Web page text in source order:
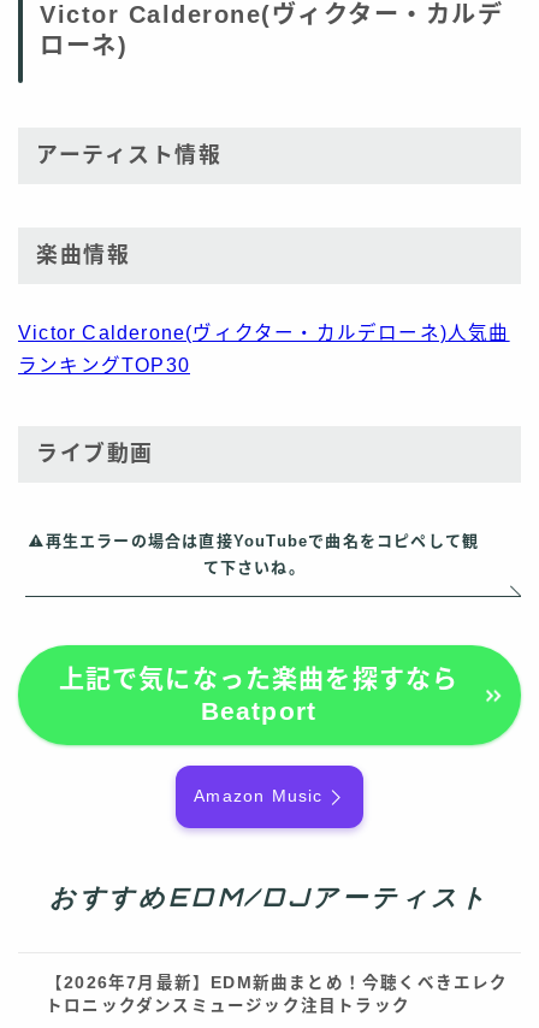
Victor Calderone(ヴィクター・カルデ
ローネ)
アーティスト情報
楽曲情報
Victor Calderone(ヴィクター・カルデローネ)人気曲
ランキングTOP30
ライブ動画
再生エラーの場合は直接YouTubeで曲名をコピペして観
て下さいね。
上記で気になった楽曲を探すなら
Beatport
Amazon Music
おすすめEDM/DJアーティスト
【2026年7月最新】EDM新曲まとめ！今聴くべきエレク
トロニックダンスミュージック注目トラック